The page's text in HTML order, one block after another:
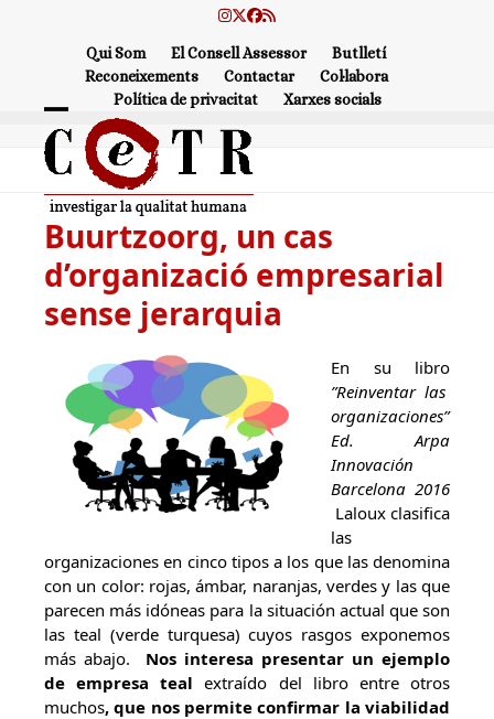
Instagram
Twitter
Facebook
RSS
Qui Som El Consell Assessor
Butlletí
Reconeixements
Contactar
Col·labora
Política de privacitat
Xarxes socials
Open
mobile
menu
Close
mobile
menu
Buurtzoorg, un cas
d’organizació empresarial
sense jerarquia
En su libro
”Reinventar las
organizaciones”
Ed. Arpa
Innovación
Barcelona 2016
Laloux clasifica
las
organizaciones en cinco tipos a los que las denomina
con un color: rojas, ámbar, naranjas, verdes y las que
parecen más idóneas para la situación actual que son
las teal (verde turquesa) cuyos rasgos exponemos
más abajo. Nos interesa presentar un ejemplo
de empresa tealextraído del libro entre otros
muchos, que nos permite confirmar la viabilidad